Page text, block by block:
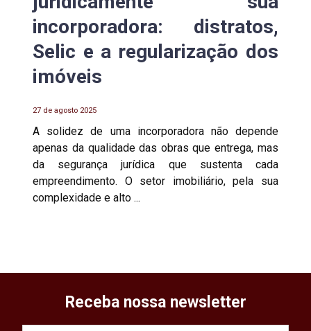
incorporadora: distratos,
Selic e a regularização dos
imóveis
27 de agosto 2025
A solidez de uma incorporadora não depende
apenas da qualidade das obras que entrega, mas
da segurança jurídica que sustenta cada
empreendimento. O setor imobiliário, pela sua
complexidade e alto ...
Receba nossa newsletter